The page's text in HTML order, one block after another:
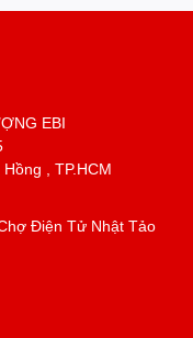
EBI
, TP.HCM
Điện Tử Nhật Tảo